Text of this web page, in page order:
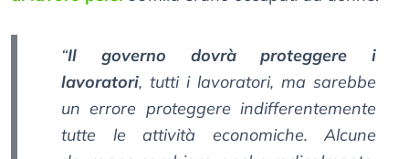
“Il governo dovrà proteggere i
lavoratori, tutti i lavoratori, ma sarebbe
un errore proteggere indifferentemente
tutte le attività economiche. Alcune